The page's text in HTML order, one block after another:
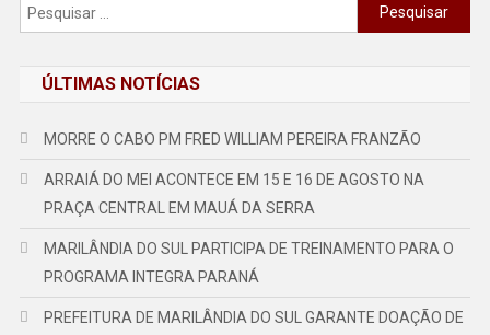
Pesquisar
por:
ÚLTIMAS NOTÍCIAS
MORRE O CABO PM FRED WILLIAM PEREIRA FRANZÃO
ARRAIÁ DO MEI ACONTECE EM 15 E 16 DE AGOSTO NA
PRAÇA CENTRAL EM MAUÁ DA SERRA
MARILÂNDIA DO SUL PARTICIPA DE TREINAMENTO PARA O
PROGRAMA INTEGRA PARANÁ
PREFEITURA DE MARILÂNDIA DO SUL GARANTE DOAÇÃO DE